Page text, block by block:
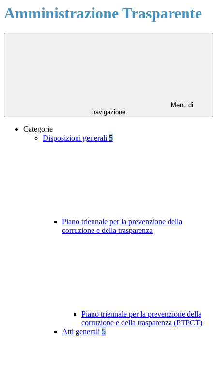
Amministrazione Trasparente
Menu di
navigazione
Categorie
Disposizioni generali 5
Piano triennale per la prevenzione della
corruzione e della trasparenza
Piano triennale per la prevenzione della
corruzione e della trasparenza (PTPCT)
Atti generali 5